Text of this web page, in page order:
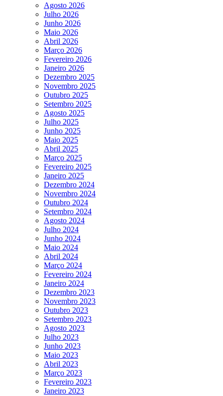
Agosto 2026
Julho 2026
Junho 2026
Maio 2026
Abril 2026
Março 2026
Fevereiro 2026
Janeiro 2026
Dezembro 2025
Novembro 2025
Outubro 2025
Setembro 2025
Agosto 2025
Julho 2025
Junho 2025
Maio 2025
Abril 2025
Março 2025
Fevereiro 2025
Janeiro 2025
Dezembro 2024
Novembro 2024
Outubro 2024
Setembro 2024
Agosto 2024
Julho 2024
Junho 2024
Maio 2024
Abril 2024
Março 2024
Fevereiro 2024
Janeiro 2024
Dezembro 2023
Novembro 2023
Outubro 2023
Setembro 2023
Agosto 2023
Julho 2023
Junho 2023
Maio 2023
Abril 2023
Março 2023
Fevereiro 2023
Janeiro 2023